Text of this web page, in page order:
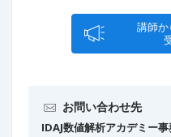
講師
お問い合わせ先
IDAJ数値解析アカデミー